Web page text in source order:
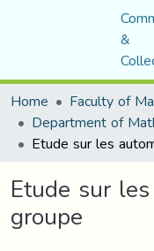
&
Home
Department of
Etude sur
groupe